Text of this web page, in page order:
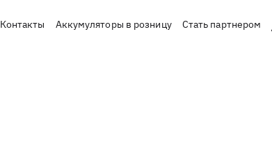
Контакты Аккумуляторы в розницу Стать партнером